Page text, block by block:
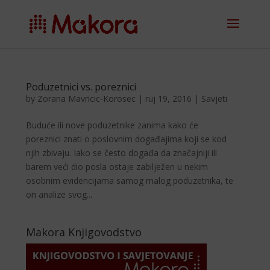
Poduzetnici vs. poreznici
by Zorana Mavricic-Korosec | ruj 19, 2016 | Savjeti
Buduće ili nove poduzetnike zanima kako će
poreznici znati o poslovnim događajima koji se kod
njih zbivaju. Iako se često događa da značajniji ili
barem veći dio posla ostaje zabilježen u nekim
osobnim evidencijama samog malog poduzetnika, te
on analize svog...
Makora Knjigovodstvo